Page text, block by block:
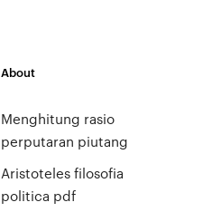
About
Menghitung rasio
perputaran piutang
Aristoteles filosofia
politica pdf